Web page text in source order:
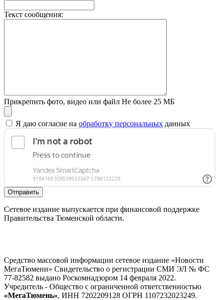
Текст сообщения:
Прикрепить фото, видео или файл Не более 25 МБ
Я даю согласие на обработку персональных данных
Отправить
Сетевое издание выпускается при финансовой поддержке
Правительства Тюменской области.
Средство массовой информации сетевое издание «Новости
МегаТюмени» Свидетельство о регистрации СМИ ЭЛ № ФС
77-82582 выдано Роскомнадзором 14 февраля 2022.
Учредитель - Общество с ограниченной ответственностью
«МегаТюмень», ИНН 7202209128 ОГРН 1107232023249.